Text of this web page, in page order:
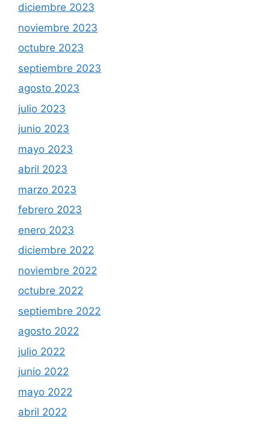
diciembre 2023
noviembre 2023
octubre 2023
septiembre 2023
agosto 2023
julio 2023
junio 2023
mayo 2023
abril 2023
marzo 2023
febrero 2023
enero 2023
diciembre 2022
noviembre 2022
octubre 2022
septiembre 2022
agosto 2022
julio 2022
junio 2022
mayo 2022
abril 2022